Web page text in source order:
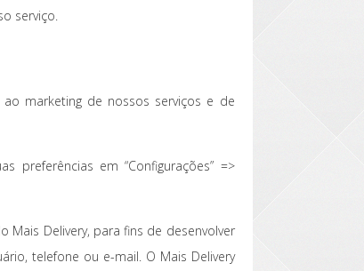
serviço.
marketing de nossos serviços e de
em “Configurações” =>
Delivery, para fins de desenvolver
telefone ou e-mail. O Mais Delivery